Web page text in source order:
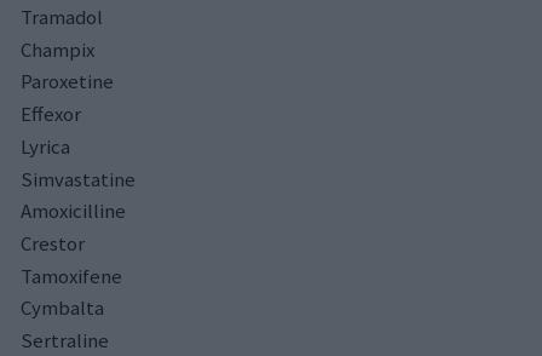
Tramadol
Champix
Paroxetine
Effexor
Lyrica
Simvastatine
Amoxicilline
Crestor
Tamoxifene
Cymbalta
Sertraline